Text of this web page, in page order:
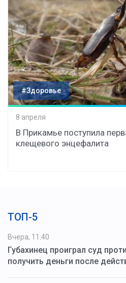
#Здоровье
8 апреля
В Прикамье поступила
клещевого энцефалита
ТОП-5
Вчера, 11:40
Губахинец проиграл суд
получить деньги после